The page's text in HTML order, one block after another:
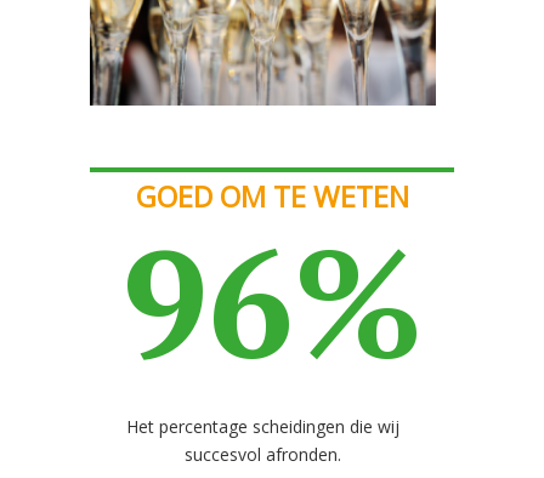
GOED OM TE WETEN
96%
Het percentage scheidingen die wij
succesvol afronden.